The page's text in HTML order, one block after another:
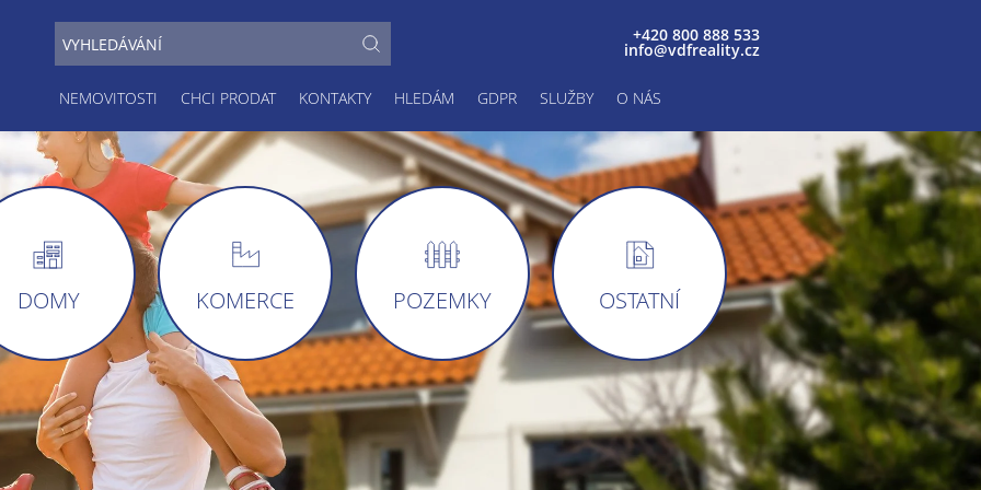
NEMOVITOSTI CHCI PRODAT KONTAKTY HLEDÁM GDPR SLUŽBY O NÁS
+420 800 888 533
info@vdfreality.cz
DOMY KOMERCE POZEMKY OSTATNÍ